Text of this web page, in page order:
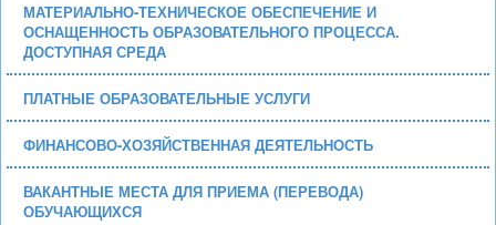
МАТЕРИАЛЬНО-ТЕХНИЧЕСКОЕ ОБЕСПЕЧЕНИЕ И
ОСНАЩЕННОСТЬ ОБРАЗОВАТЕЛЬНОГО ПРОЦЕССА.
ДОСТУПНАЯ СРЕДА
ПЛАТНЫЕ ОБРАЗОВАТЕЛЬНЫЕ УСЛУГИ
ФИНАНСОВО-ХОЗЯЙСТВЕННАЯ ДЕЯТЕЛЬНОСТЬ
ВАКАНТНЫЕ МЕСТА ДЛЯ ПРИЕМА (ПЕРЕВОДА)
ОБУЧАЮЩИХСЯ